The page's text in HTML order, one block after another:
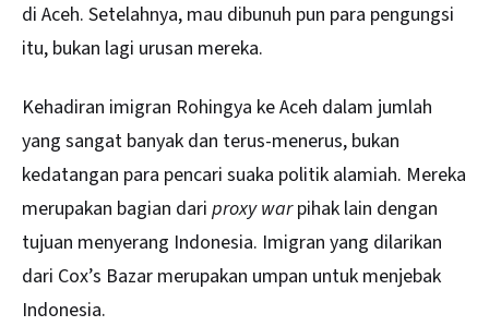
di Aceh. Setelahnya, mau dibunuh pun para pengungsi
itu, bukan lagi urusan mereka.
Kehadiran imigran Rohingya ke Aceh dalam jumlah
yang sangat banyak dan terus-menerus, bukan
kedatangan para pencari suaka politik alamiah. Mereka
merupakan bagian dari proxy warpihak lain dengan
tujuan menyerang Indonesia. Imigran yang dilarikan
dari Cox’s Bazar merupakan umpan untuk menjebak
Indonesia.